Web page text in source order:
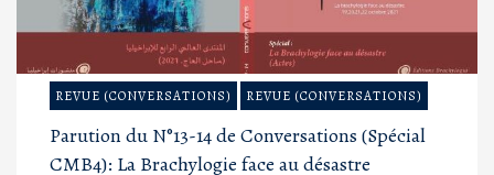
REVUE (CONVERSATIONS) REVUE (CONVERSATIONS)
Parution du N°13-14 de Conversations (Spécial
CMB4): La Brachylogie face au désastre